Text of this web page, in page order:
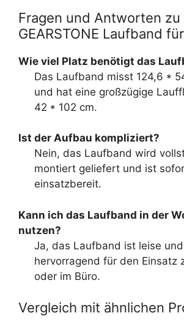
Fragen und Antworten zu
GEARSTONE Laufband
Wie viel Platz benötigt das
Das Laufband misst 124,6 *
und hat eine großzügige
42 * 102 cm.
Ist der Aufbau kompliziert?
Nein, das Laufband wird
montiert geliefert und ist
einsatzbereit.
Kann ich das Laufband in der
nutzen?
Ja, das Laufband ist leise
hervorragend für den Einsatz
oder im Büro.
Vergleich mit ähnlichen